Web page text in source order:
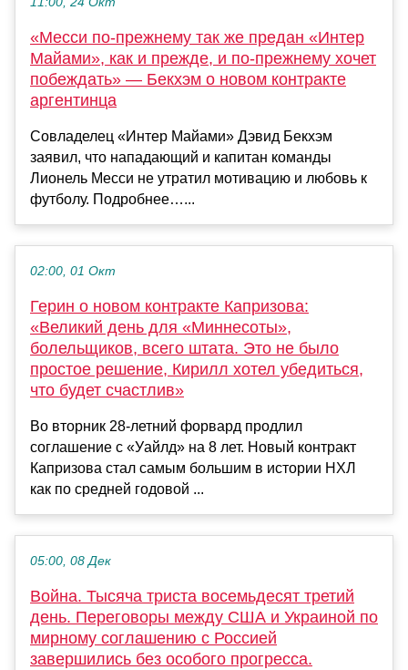
«Месси по‑прежнему так же предан «Интер
Майами», как и прежде, и по‑прежнему хочет
побеждать» — Бекхэм о новом контракте
аргентинца
Совладелец «Интер Майами» Дэвид Бекхэм
заявил, что нападающий и капитан команды
Лионель Месси не утратил мотивацию и любовь к
футболу. Подробнее…...
02:00, 01 Окт
Герин о новом контракте Капризова:
«Великий день для «Миннесоты»,
болельщиков, всего штата. Это не было
простое решение, Кирилл хотел убедиться,
что будет счастлив»
Во вторник 28-летний форвард продлил
соглашение с «Уайлд» на 8 лет. Новый контракт
Капризова стал самым большим в истории НХЛ
как по средней годовой ...
05:00, 08 Дек
Война. Тысяча триста восемьдесят третий
день. Переговоры между США и Украиной по
мирному соглашению с Россией
завершились без особого прогресса.